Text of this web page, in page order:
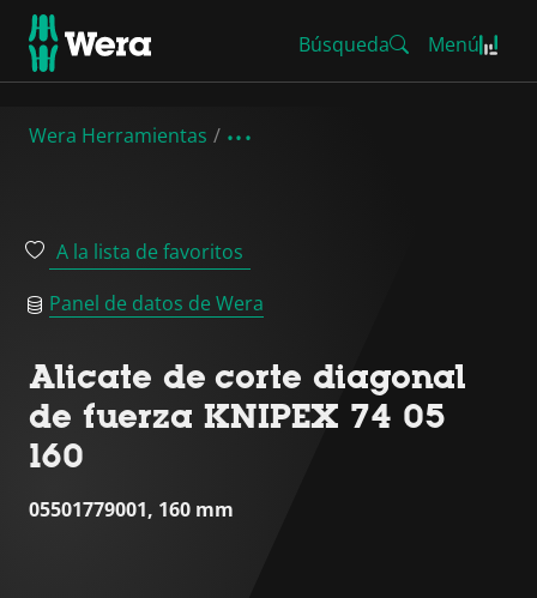
Búsqueda Menú
Wera Herramientas
A la lista de favoritos
Panel de datos de Wera
Alicate de corte diagonal
de fuerza KNIPEX 74 05
160
05501779001, 160 mm